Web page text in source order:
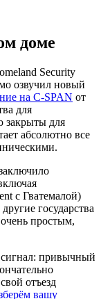
доме
Security
озвучил новый
на C-SPAN от
для
закрыты для
абсолютно все
с Гватемалой)
государства
простым,
сигнал: привычный
отъезд
вашу